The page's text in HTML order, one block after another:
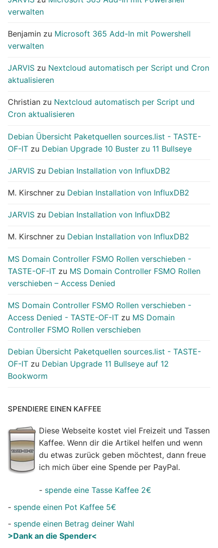
verwalten
Benjamin zu Microsoft 365 Add-In mit Powershell
verwalten
JARVIS zu Nextcloud automatisch per Script und Cron
aktualisieren
Christian zu Nextcloud automatisch per Script und
Cron aktualisieren
Debian Übersicht Paketquellen sources.list - TASTE-
OF-IT zu Debian Upgrade 10 Buster zu 11 Bullseye
JARVIS zu Debian Installation von InfluxDB2
M. Kirschner zu Debian Installation von InfluxDB2
JARVIS zu Debian Installation von InfluxDB2
M. Kirschner zu Debian Installation von InfluxDB2
MS Domain Controller FSMO Rollen verschieben -
TASTE-OF-IT zu MS Domain Controller FSMO Rollen
verschieben – Access Denied
MS Domain Controller FSMO Rollen verschieben -
Access Denied - TASTE-OF-IT zu MS Domain
Controller FSMO Rollen verschieben
Debian Übersicht Paketquellen sources.list - TASTE-
OF-IT zu Debian Upgrade 11 Bullseye auf 12
Bookworm
SPENDIERE EINEN KAFFEE
Diese Webseite kostet viel Freizeit und Tassen
Kaffee. Wenn dir die Artikel helfen und wenn
du etwas zurück geben möchtest, dann freue
ich mich über eine Spende per PayPal.
- spende eine Tasse Kaffee 2€
- spende einen Pot Kaffee 5€
- spende einen Betrag deiner Wahl
>Dank an die Spender<